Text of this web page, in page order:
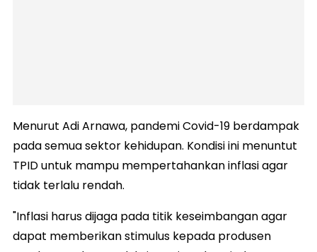
Menurut Adi Arnawa, pandemi Covid-19 berdampak
pada semua sektor kehidupan. Kondisi ini menuntut
TPID untuk mampu mempertahankan inflasi agar
tidak terlalu rendah.
"Inflasi harus dijaga pada titik keseimbangan agar
dapat memberikan stimulus kepada produsen